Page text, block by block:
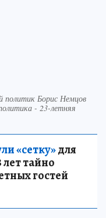
политик Борис Немцов
- 23-летняя
«сетку»для
тайно
гостей